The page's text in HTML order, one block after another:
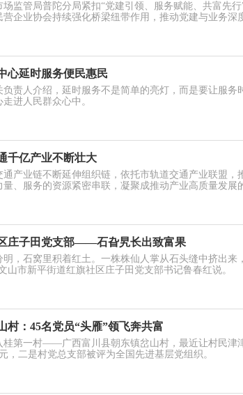
监管局普陀分局紧扣“党建引领、服务赋能、共富先
企业协会持续强化桥梁纽带作用，推动党建与业务深
心延时服务便民惠民
责人介绍，延时服务不是简单的亮灯，而是要让服务
进人民群众心中。
千亿产业不断壮大
产业链不断延伸组织链，依托市轨道交通产业联盟，
、服务的资源紧密串联，凝聚成推动产业高质量发展
庄子田党支部——石旮旯长出致富果
，石窝里积着红土。一株株仙人掌从石头缝中挤出来
山市新平街道红旗社区庄子田党支部书记鲁春红说。
村：45名党员“头雁”领飞奔共富
桂第一村——广西富川县朝东镇岔山村，最近让村民津
，二是村党总支部被评为全国先进基层党组织。